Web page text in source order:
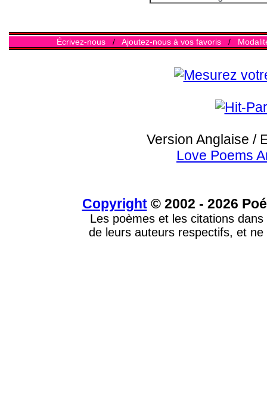
Écrivez-nous/ Ajoutez-nous à vos favoris/
Version Anglaise /
Love Poems
Copyright© 2002 - 2026
Les poèmes et les citations
de leurs auteurs respectifs, et